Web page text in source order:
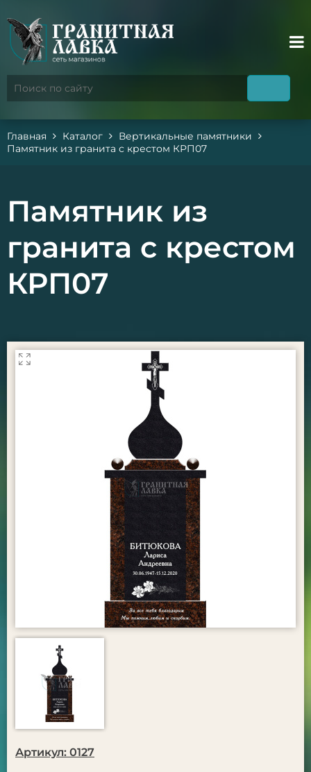
Главная Каталог
Вертикальные памятники
Памятник из гранита с крестом КРП07
Памятник из
гранита с крестом
КРП07
Артикул: 0127